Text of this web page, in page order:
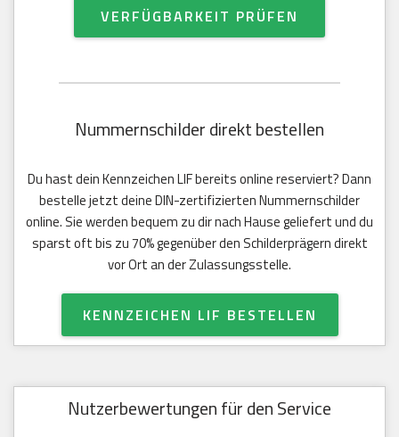
VERFÜGBARKEIT PRÜFEN
Nummernschilder direkt bestellen
Du hast dein Kennzeichen LIF bereits online reserviert? Dann
bestelle jetzt deine DIN-zertifizierten Nummernschilder
online. Sie werden bequem zu dir nach Hause geliefert und du
sparst oft bis zu 70% gegenüber den Schilderprägern direkt
vor Ort an der Zulassungsstelle.
KENNZEICHEN LIF BESTELLEN
Nutzerbewertungen für den Service